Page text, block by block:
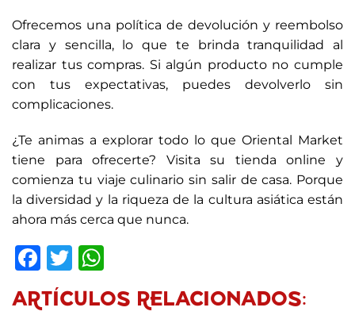
Ofrecemos una política de devolución y reembolso
clara y sencilla, lo que te brinda tranquilidad al
realizar tus compras. Si algún producto no cumple
con tus expectativas, puedes devolverlo sin
complicaciones.
¿Te animas a explorar todo lo que Oriental Market
tiene para ofrecerte? Visita su tienda online y
comienza tu viaje culinario sin salir de casa. Porque
la diversidad y la riqueza de la cultura asiática están
ahora más cerca que nunca.
Facebook
Twitter
ARTÍCULOS RELACIONADOS: